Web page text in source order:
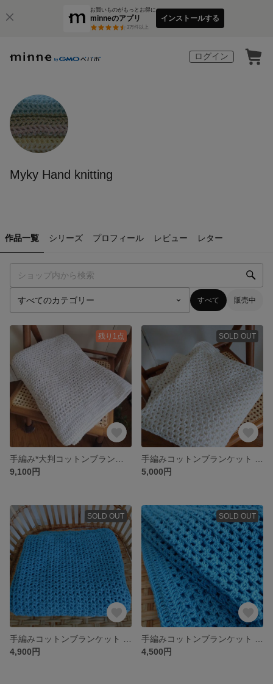
お買いものがもっとお得に
minneのアプリ
3万件以上
インストールする
ログイン
Myky Hand knitting
作品一覧 シリーズ プロフィール レビュー レター
すべて 販売中
残り1点
9,100円
SOLD OUT
5,000円
SOLD OUT
4,900円
SOLD OUT
4,500円